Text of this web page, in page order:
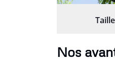
Nos